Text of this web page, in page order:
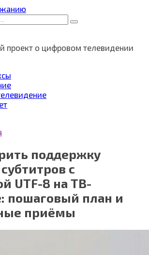
проект о цифровом телевидении
поддержку
с
UTF-8 на ТВ-
пошаговый план и
приёмы